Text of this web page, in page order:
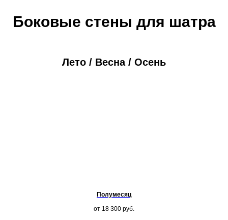
Боковые стены для шатра
Лето / Весна / Осень
Полумесяц
от 18 300 руб.